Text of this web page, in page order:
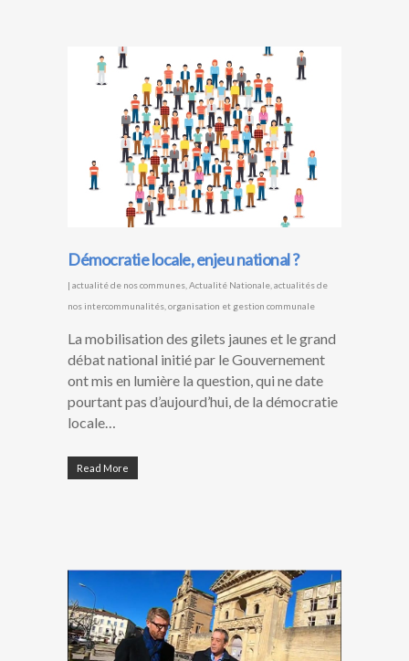
Démocratie locale, enjeu national ?
| actualité de nos communes Actualité Nationale actualités de
nos intercommunalités organisation et gestion communale
La mobilisation des gilets jaunes et le grand
débat national initié par le Gouvernement
ont mis en lumière la question, qui ne date
pourtant pas d’aujourd’hui, de la démocratie
locale…
Read More